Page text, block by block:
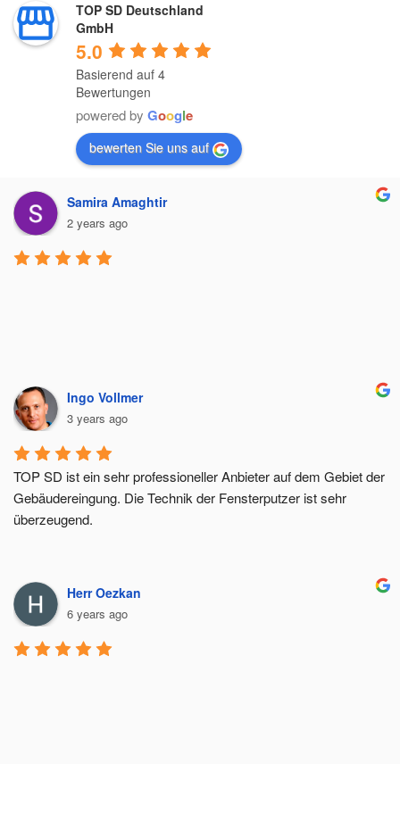
TOP SD Deutschland
GmbH
5.0
Basierend auf 4
Bewertungen
powered by Google
bewerten Sie uns auf
Samira Amaghtir
2 years ago
Ingo Vollmer
3 years ago
TOP SD ist ein sehr professioneller Anbieter auf dem Gebiet der
Gebäudereingung. Die Technik der Fensterputzer ist sehr
überzeugend.
Herr Oezkan
6 years ago